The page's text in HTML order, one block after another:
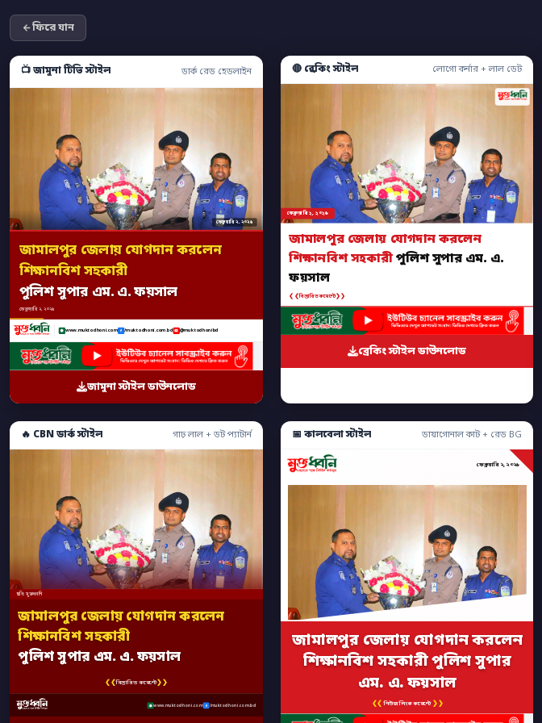
ফিরে যান
📺 জামুনা টিভি স্টাইল ডার্ক রেড হেডলাইন
ফেব্রুয়ারি ২, ২০২৬
জামালপুর জেলায় যোগদান করলেন
শিক্ষানবিশ সহকারী
পুলিশ সুপার এম. এ. ফয়সাল
ফেব্রুয়ারি ২, ২০২৬
www.muktodhoni.com /muktodhoni.com.bd @muktodhonibd
জামুনা স্টাইল ডাউনলোড
🔴 ব্রেকিং স্টাইল লোগো কর্নার + লাল ডেট
ফেব্রুয়ারি ২, ২০২৬
জামালপুর জেলায় যোগদান করলেন
শিক্ষানবিশ সহকারীপুলিশ সুপার এম. এ.
ফয়সাল
❮❮বিস্তারিত কমেন্টে❯❯
ব্রেকিং স্টাইল ডাউনলোড
🔥 CBN ডার্ক স্টাইল গাঢ় লাল + ডট প্যাটার্ন
ছবি: মুক্তধ্বনি
জামালপুর জেলায় যোগদান করলেন
শিক্ষানবিশ সহকারী
পুলিশ সুপার এম. এ. ফয়সাল
❮❮বিস্তারিত কমেন্টে❯❯
www.muktodhoni.com /muktodhoni.com.bd
📅 কালবেলা স্টাইল ডায়াগোনাল কাট + রেড BG
ফেব্রুয়ারি ২, ২০২৬
জামালপুর জেলায় যোগদান করলেন
শিক্ষানবিশ সহকারী পুলিশ সুপার
এম. এ. ফয়সাল
❮❮ নিউজ লিংক কমেন্টে ❯❯